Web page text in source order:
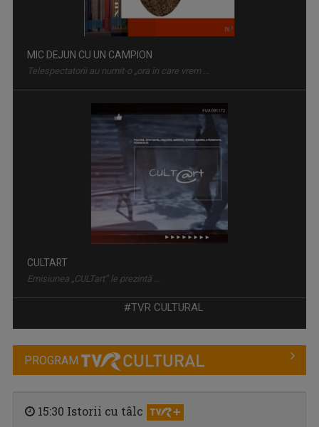
CULTART
Emisiunea „CULTart” le prezintă ...
PORTRET DE EXCELENȚĂ
Din 21 octombrie 2023, în fiecare săptămână, ...
#TVR CULTURAL
PROGRAM
15:30 Istorii cu tâlc